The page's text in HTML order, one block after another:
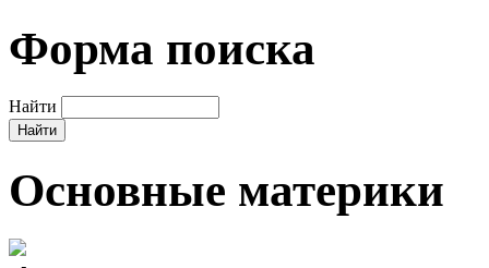
Форма поиска
Найти
Основные материки